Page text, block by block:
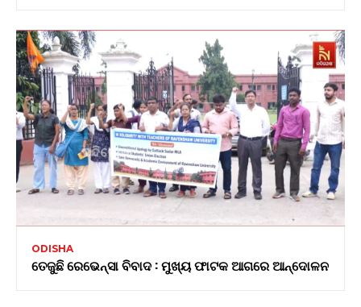
ODISHA
ତେଜୁଛି ରେଭେନ୍ସା ବିବାଦ : ମୁଖ୍ୟ ଫାଟକ ଆଗରେ ଆନ୍ଦୋଳନ